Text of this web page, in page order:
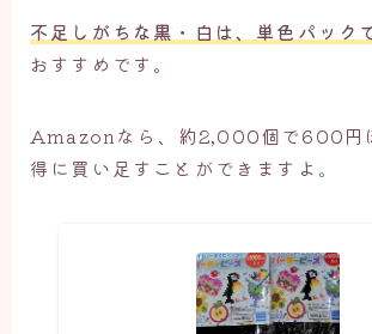
不足しがちな黒・白は、単色パック
おすすめです。
Amazonなら、約2,000個で600円
得に買い足すことができますよ。